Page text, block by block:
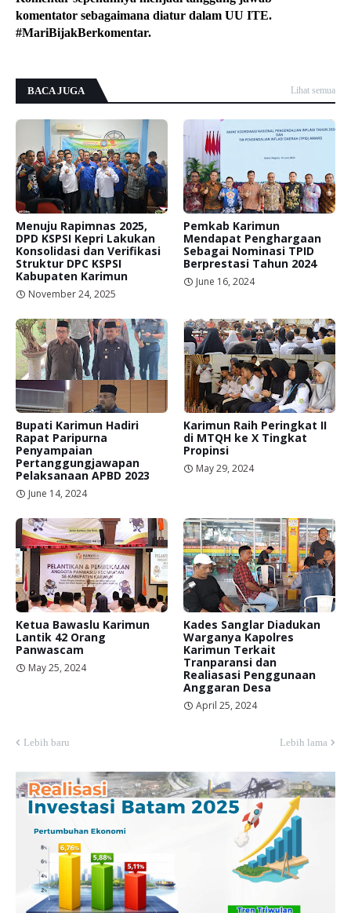
komentator sebagaimana diatur dalam UU ITE.
#MariBijakBerkomentar.
BACA JUGA Lihat semua
Menuju Rapimnas 2025,
DPD KSPSI Kepri Lakukan
Konsolidasi dan Verifikasi
Struktur DPC KSPSI
Kabupaten Karimun
November 24, 2025
Pemkab Karimun
Mendapat Penghargaan
Sebagai Nominasi TPID
Berprestasi Tahun 2024
June 16, 2024
Bupati Karimun Hadiri
Rapat Paripurna
Penyampaian
Pertanggungjawapan
Pelaksanaan APBD 2023
June 14, 2024
Karimun Raih Peringkat II
di MTQH ke X Tingkat
Propinsi
May 29, 2024
Ketua Bawaslu Karimun
Lantik 42 Orang
Panwascam
May 25, 2024
Kades Sanglar Diadukan
Warganya Kapolres
Karimun Terkait
Tranparansi dan
Realiasasi Penggunaan
Anggaran Desa
April 25, 2024
Lebih baru Lebih lama